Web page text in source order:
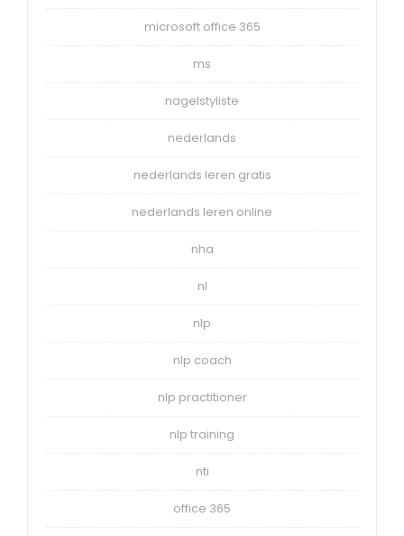
microsoft office 365
ms
nagelstyliste
nederlands
nederlands leren gratis
nederlands leren online
nha
nl
nlp
nlp coach
nlp practitioner
nlp training
nti
office 365